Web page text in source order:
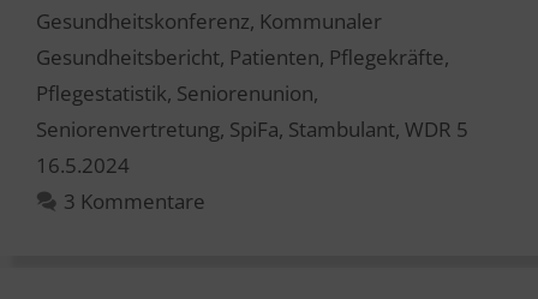
Gesundheitskonferenz, Kommunaler
Gesundheitsbericht, Patienten, Pflegekräfte,
Pflegestatistik, Seniorenunion,
Seniorenvertretung, SpiFa, Stambulant, WDR 5
16.5.2024
3 Kommentare